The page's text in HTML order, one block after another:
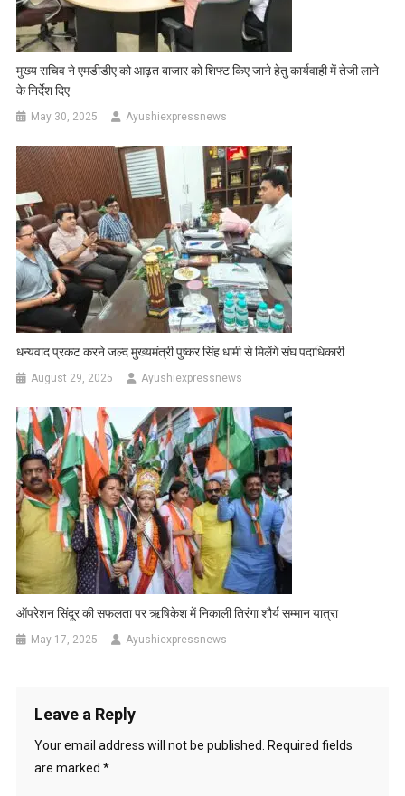
मुख्य सचिव ने एमडीडीए को आढ़त बाजार को शिफ्ट किए जाने हेतु कार्यवाही में तेजी लाने
के निर्देश दिए
May 30, 2025 Ayushiexpressnews
धन्यवाद प्रकट करने जल्द मुख्यमंत्री पुष्कर सिंह धामी से मिलेंगे संघ पदाधिकारी
August 29, 2025 Ayushiexpressnews
ऑपरेशन सिंदूर की सफलता पर ऋषिकेश में निकाली तिरंगा शौर्य सम्मान यात्रा
May 17, 2025 Ayushiexpressnews
Leave a Reply
Your email address will not be published. Required fields
are marked *